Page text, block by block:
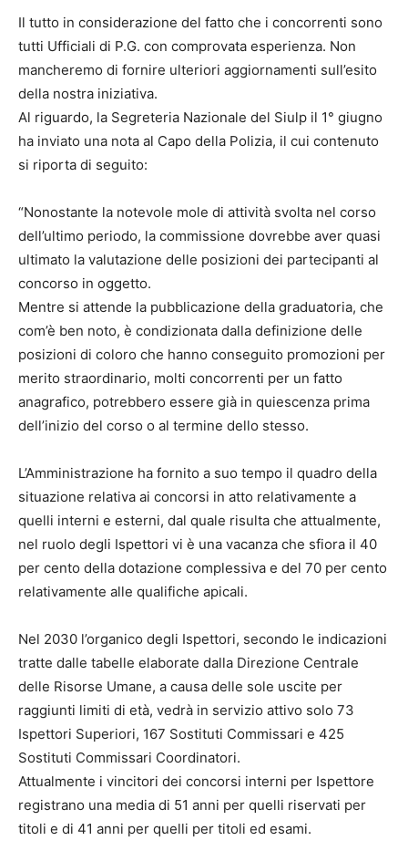
Il tutto in considerazione del fatto che i concorrenti sono
tutti Ufficiali di P.G. con comprovata esperienza. Non
mancheremo di fornire ulteriori aggiornamenti sull’esito
della nostra iniziativa.
Al riguardo, la Segreteria Nazionale del Siulp il 1° giugno
ha inviato una nota al Capo della Polizia, il cui contenuto
si riporta di seguito:
“Nonostante la notevole mole di attività svolta nel corso
dell’ultimo periodo, la commissione dovrebbe aver quasi
ultimato la valutazione delle posizioni dei partecipanti al
concorso in oggetto.
Mentre si attende la pubblicazione della graduatoria, che
com’è ben noto, è condizionata dalla definizione delle
posizioni di coloro che hanno conseguito promozioni per
merito straordinario, molti concorrenti per un fatto
anagrafico, potrebbero essere già in quiescenza prima
dell’inizio del corso o al termine dello stesso.
L’Amministrazione ha fornito a suo tempo il quadro della
situazione relativa ai concorsi in atto relativamente a
quelli interni e esterni, dal quale risulta che attualmente,
nel ruolo degli Ispettori vi è una vacanza che sfiora il 40
per cento della dotazione complessiva e del 70 per cento
relativamente alle qualifiche apicali.
Nel 2030 l’organico degli Ispettori, secondo le indicazioni
tratte dalle tabelle elaborate dalla Direzione Centrale
delle Risorse Umane, a causa delle sole uscite per
raggiunti limiti di età, vedrà in servizio attivo solo 73
Ispettori Superiori, 167 Sostituti Commissari e 425
Sostituti Commissari Coordinatori.
Attualmente i vincitori dei concorsi interni per Ispettore
registrano una media di 51 anni per quelli riservati per
titoli e di 41 anni per quelli per titoli ed esami.